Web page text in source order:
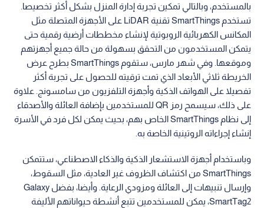
بالمستخدم، وبالتالي تمكين تجربة إدارة المنزل بشكل أكثر تخصيصا.
تستخدم SmartThings تقنية LiDAR على الأجهزة المتصلة مثل
المكانس الكهربائية الروبوتية لإنشاء مخططات أرضية رقمية حتى
يتمكن المستخدمون من التحقق بسهولة من حالة جميع أجهزتهم
وموقعها. وفي شهر مارس، ستقوم SmartThings بطرح عرض
الخريطة ثلاثي الأبعاد الذي تمت ترقيته للحصول على تجربة أكثر
تفصيلا على الهواتف الذكية وأجهزة التلفزيون من سامسونج. علاوة
على ذلك، سيسمح رمز QR للمستخدمين بإضافة العائلة والأصدقاء
إلى نظام SmartThings الخاص بهم، بحيث يمكن لكل فرد في الأسرة
إنشاء إجراءاته الروتينية الخاصة به.
وباستخدام أجهزة الاستشعار الذكية والذكاء الاصطناعي، ستتمكن
SmartThings من اكتشاف الظروف غير العادية، مثل السقوط،
وإرسال تنبيهات إلى العائلة ومزودي الرعاية. وأيضا، بفضل Galaxy
SmartTag2، يمكن للمستخدمين تتبع أنشطة حيواناتهم الأليفة